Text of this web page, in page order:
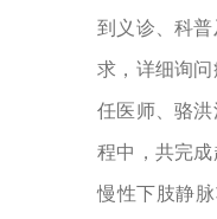
到义诊、科
求，详细询
任医师、骆
程中，共完
慢性下肢静